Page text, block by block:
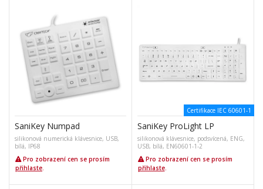
SaniKey Numpad
silikonová numerická klávesnice, USB,
bílá, IP68
Pro zobrazení cen se prosím
přihlaste
Certifikace IEC 60601-1
SaniKey ProLight LP
silikonová klávesnice, podsvícená, ENG,
USB, bílá, EN60601-1-2
Pro zobrazení cen se prosím
přihlaste.